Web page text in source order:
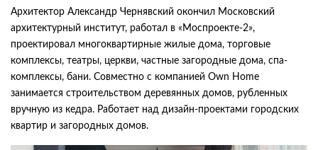
Архитектор Александр Чернявский окончил Московский
архитектурный институт, работал в «Моспроекте-2»,
проектировал многоквартирные жилые дома, торговые
комплексы, театры, церкви, частные загородные дома, спа-
комплексы, бани. Совместно с компанией Own Home
занимается строительством деревянных домов, рубленных
вручную из кедра. Работает над дизайн-проектами городских
квартир и загородных домов.